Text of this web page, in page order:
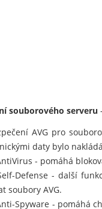
souborového serveru
AVG pro
daty bylo
- pomáhá
Defense - další
soubory AVG.
Spyware - pomáhá